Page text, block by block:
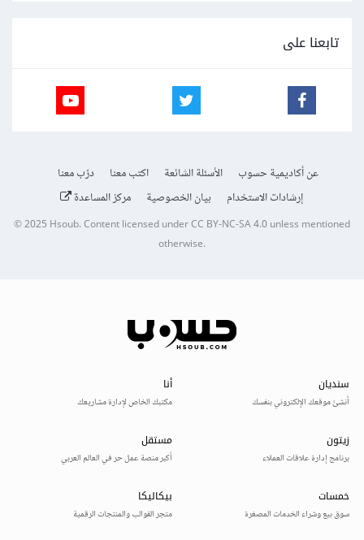
تابعنا على
عن أكاديمية حسوب الأسئلة الشائعة اكتب معنا
درّب معنا
إرشادات الاستخدام
بيان الخصوصية مركز المساعدة
© 2025Hsoub.Content licensed underCC BY-NC-SA 4.0unless mentioned
otherwise.